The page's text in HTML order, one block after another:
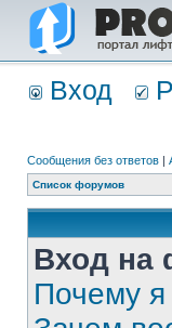
Вход
Сообщения без ответов |
Список форумов
Вход на
Почему